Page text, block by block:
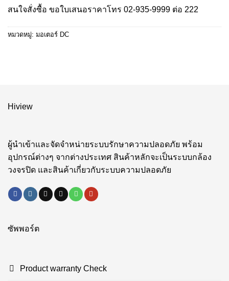
สนใจสั่งซื้อ ขอใบเสนอราคาโทร 02-935-9999 ต่อ 222
หมวดหมู่: มอเตอร์ DC
Hiview
ผู้นำเข้าและจัดจำหน่ายระบบรักษาความปลอดภัย พร้อม
อุปกรณ์ต่างๆ จากต่างประเทศ สินค้าหลักจะเป็นระบบกล้อง
วงจรปิด และสินค้าเกี่ยวกับระบบความปลอดภัย
ซัพพอร์ต
Product warranty Check